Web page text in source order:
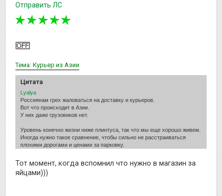
Отправить ЛС
Тема: Курьер из Азии
Цитата
Lyalya
Россиянам грех жаловаться на доставку и курьеров.
Вот что происходит в Азии.
У них даже грузовиков нет.
Уровень конечно жизни ниже плинтуса, так что мы еще хорошо живем.
Иногда нужно такое сравнение, чтобы сильно не расстраиваться
плохими дорогами и ценами за парковку.
Тот момент, когда вспомнил что нужно в магазин за
яйцами)))